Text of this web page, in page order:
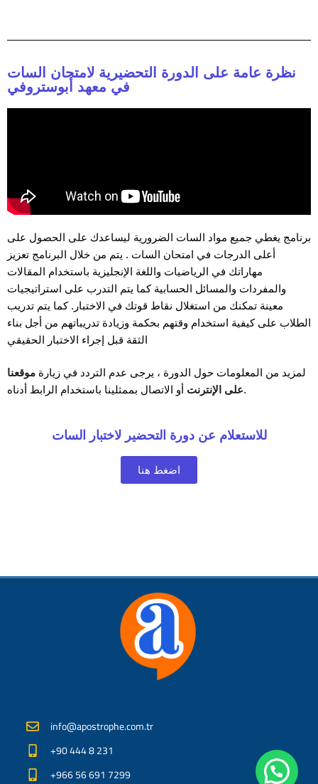
نظرة عامة على الدورة التحضيرية لامتحان السات
في معهد أبوستروفي
برنامج يغطي جميع مواد السات الضرورية ليساعدك على الحصول على
أعلى الدرجات في امتحان السات . يتم من خلال البرنامج تعزيز
مهاراتك في الرياضيات واللغة الإنجليزية باستخدام المقالات
والمفردات والمسائل الحسابية كما يتم التدرب على استراتيجيات
معينة تمكنك من استغلال نقاط قوتك في الاختبار. كما يتم تدريب
الطلاب على كيفية استخدام وقتهم بحكمة وزيادة تدريباتهم من أجل بناء
الثقة قبل إجراء الاختبار الحقيقي
لمزيد من المعلومات حول الدورة ، يرجى عدم التردد في زيارة موقعنا
على الإنترنتأو الاتصال بممثلينا باستخدام الرابط أدناه.
للاستعلام عن دورة التحضير لاختبار السات
اضغط هنا
info@apostrophe.com.tr
+90 444 8 231
+966 56 691 7299